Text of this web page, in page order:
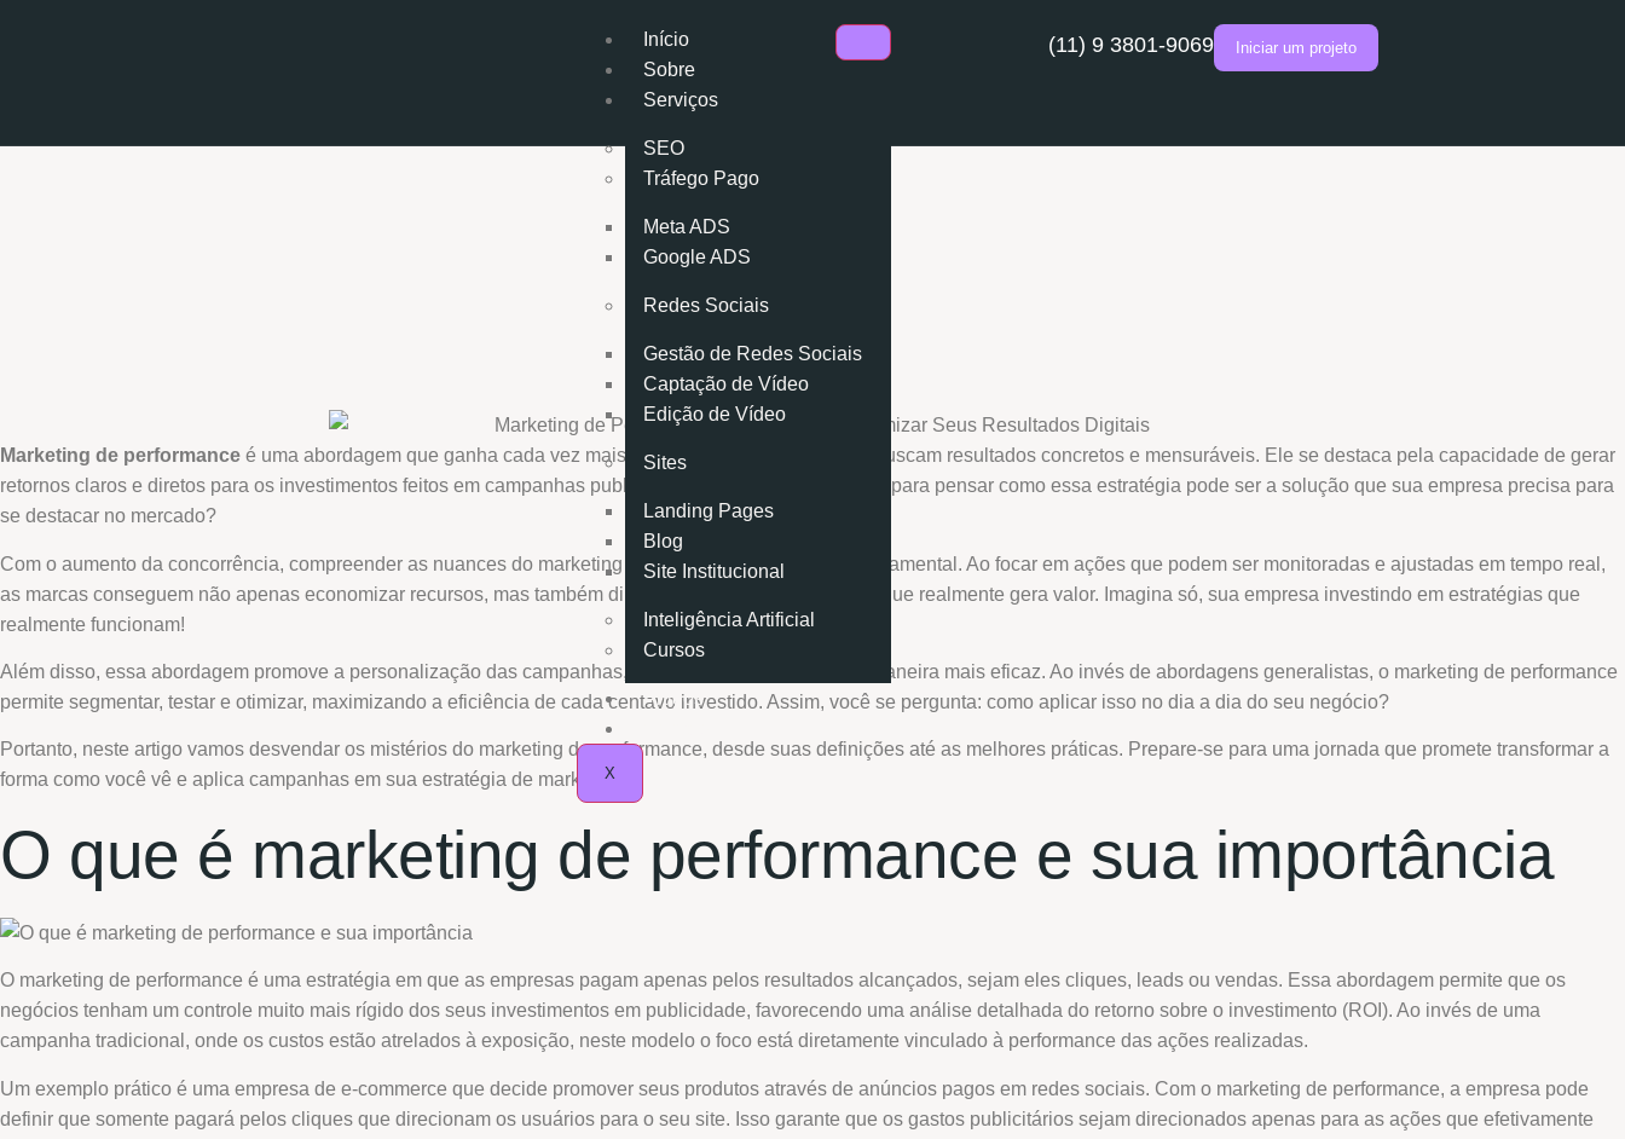
Início
Sobre
Serviços
SEO
Tráfego Pago
Meta ADS
Google ADS
Redes Sociais
Gestão de Redes Sociais
Captação de Vídeo
Edição de Vídeo
Sites
Landing Pages
Blog
Site Institucional
Inteligência Artificial
Cursos
Artigos
X
(11) 9 3801-9069 Iniciar um projeto
Marketing de performance é uma abordagem que ganha cada vez mais espaço entre empresas que buscam resultados concretos e mensuráveis. Ele se destaca pela capacidade de gerar
retornos claros e diretos para os investimentos feitos em campanhas publicitárias. Porém, você já parou para pensar como essa estratégia pode ser a solução que sua empresa precisa para
se destacar no mercado?
Com o aumento da concorrência, compreender as nuances do marketing de performance se tornou fundamental. Ao focar em ações que podem ser monitoradas e ajustadas em tempo real,
as marcas conseguem não apenas economizar recursos, mas também direcionar seus esforços para o que realmente gera valor. Imagina só, sua empresa investindo em estratégias que
realmente funcionam!
Além disso, essa abordagem promove a personalização das campanhas, atingindo o público-alvo de maneira mais eficaz. Ao invés de abordagens generalistas, o marketing de performance
permite segmentar, testar e otimizar, maximizando a eficiência de cada centavo investido. Assim, você se pergunta: como aplicar isso no dia a dia do seu negócio?
Portanto, neste artigo vamos desvendar os mistérios do marketing de performance, desde suas definições até as melhores práticas. Prepare-se para uma jornada que promete transformar a
forma como você vê e aplica campanhas em sua estratégia de marketing.
O que é marketing de performance e sua importância
O marketing de performance é uma estratégia em que as empresas pagam apenas pelos resultados alcançados, sejam eles cliques, leads ou vendas. Essa abordagem permite que os
negócios tenham um controle muito mais rígido dos seus investimentos em publicidade, favorecendo uma análise detalhada do retorno sobre o investimento (ROI). Ao invés de uma
campanha tradicional, onde os custos estão atrelados à exposição, neste modelo o foco está diretamente vinculado à performance das ações realizadas.
Um exemplo prático é uma empresa de e-commerce que decide promover seus produtos através de anúncios pagos em redes sociais. Com o marketing de performance, a empresa pode
definir que somente pagará pelos cliques que direcionam os usuários para o seu site. Isso garante que os gastos publicitários sejam direcionados apenas para as ações que efetivamente